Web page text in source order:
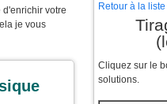
votre
je vous
Retour à la
Cliquez sur le
solutions.